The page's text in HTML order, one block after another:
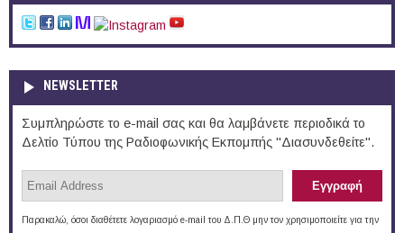
NEWSLETTER
Συμπληρώστε το e-mail σας και θα λαμβάνετε περιοδικά το
Δελτίο Τύπου της Ραδιοφωνικής Εκπομπής "Διασυνδεθείτε".
Παρακαλώ, όσοι διαθέτετε λογαριασμό e-mail του Δ.Π.Θ μην τον χρησιμοποιείτε για την